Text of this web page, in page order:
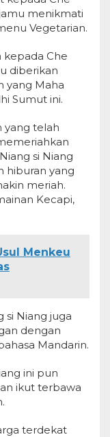
menikmati
Vegetarian.
kepada Che
diberikan
yang Maha
Sumut ini.
yang telah
si Niang
hiburan yang
meriah.
Kecapi,
Menkeu
si Niang juga
dengan
Mandarin.
ini pun
ikut terbawa
terdekat